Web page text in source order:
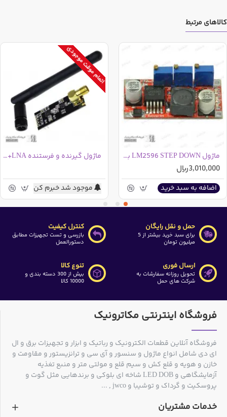
کالاهای مرتبط
ماژول LM2596 STEP DOWN با قابليت تنظيم جريان و ولتاژ
3,010,000ریال
اضافه به سبد خرید
اتمام موقت موجودی
ماژول گیرنده و فرستنده NRF24L01+PA+LNA
موجود شد خبرم کن
حمل و نقل رایگان
برای سبد خرید بیشتر از 5
میلیون تومان
کنترل کیفیت
بازرسی و تست تجهیزات مطابق
دستورالعمل
ارسال فوری
تحویل روزانه سفارشات به
شرکت های حمل
تنوع کالا
بیش از 300 دسته بندی و
10000 کالا
فروشگاه اینترنتی مکاترونیک
فروشگاه آنلاین قطعات الکترونیک و رباتیک و ابزار و تجهیزات برق و ال
ای دی شامل انواع ماژول و سنسور و آی سی و ترانزیستور و مقاومت و
خازن و هویه و قلع کش و سیم قلع و مولتی متر و منبع تغذیه
آزمایشگاهی و LED DOB شاخه ای بلوکی و برندهایی مثل گوت و
پروسکیت و گرداک و توشیبا و jwco , ...
خدمات مشتریان